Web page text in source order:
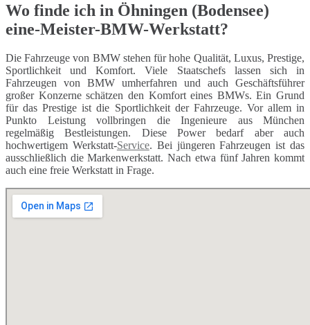
Wo finde ich in Öhningen (Bodensee)
eine-Meister-BMW-Werkstatt?
Die Fahrzeuge von BMW stehen für hohe Qualität, Luxus, Prestige,
Sportlichkeit und Komfort. Viele Staatschefs lassen sich in
Fahrzeugen von BMW umherfahren und auch Geschäftsführer
großer Konzerne schätzen den Komfort eines BMWs. Ein Grund
für das Prestige ist die Sportlichkeit der Fahrzeuge. Vor allem in
Punkto Leistung vollbringen die Ingenieure aus München
regelmäßig Bestleistungen. Diese Power bedarf aber auch
hochwertigem Werkstatt-Service. Bei jüngeren Fahrzeugen ist das
ausschließlich die Markenwerkstatt. Nach etwa fünf Jahren kommt
auch eine freie Werkstatt in Frage.